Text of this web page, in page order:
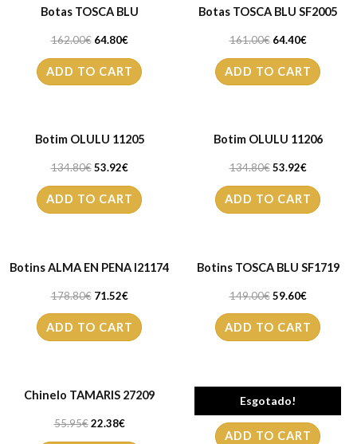
Botas TOSCA BLU
162.00€ 64.80€
ADD TO CART
Botas TOSCA BLU SF2005
161.00€ 64.40€
ADD TO CART
Botim OLULU 11205
134.80€ 53.92€
ADD TO CART
Botim OLULU 11206
134.80€ 53.92€
ADD TO CART
Botins ALMA EN PENA I21174
178.80€ 71.52€
ADD TO CART
Botins TOSCA BLU SF1719
149.00€ 59.60€
ADD TO CART
Chinelo TAMARIS 27209
55.95€ 22.38€
Esgotado!
Chinelo TAMARIS 27221
ADD TO CART